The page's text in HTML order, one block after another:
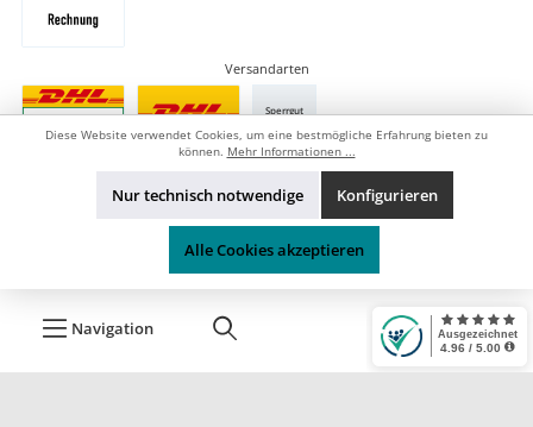
Navigation
Versandarten
Sperrgut
* Alle Preise inkl. gesetzl. Mehrwertsteuer zzgl.Versandkosten, wenn
Durchgestrichene Preise stellen die UVP (unverbindliche
Preisempfehlung) des Herstellers dar.
Diese Website verwendet Cookies, um eine bestmögliche Erfahrung bieten zu
können. Mehr Informationen ...
Nur technisch notwendige Konfigurieren
Alle Cookies akzeptieren